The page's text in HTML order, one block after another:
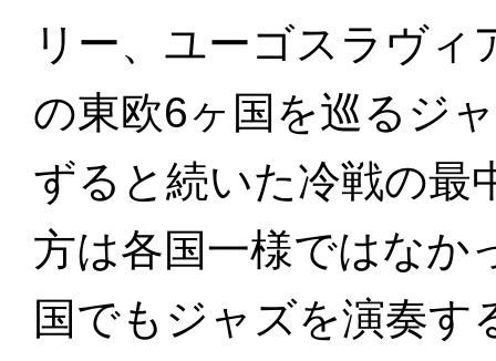
リー、ユーゴスラヴ
の東欧6ヶ国を巡るジ
ずると続いた冷戦の最
方は各国一様ではなか
国でもジャズを演奏す